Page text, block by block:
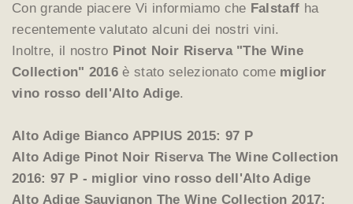
Con grande piacere Vi informiamo che Falstaff ha
recentemente valutato alcuni dei nostri vini.
Inoltre, il nostro Pinot Noir Riserva "The Wine
Collection" 2016 è stato selezionato come miglior
vino rosso dell'Alto Adige.
Alto Adige Bianco APPIUS 2015: 97 P
Alto Adige Pinot Noir Riserva The Wine Collection
2016: 97 P - miglior vino rosso dell'Alto Adige
Alto Adige Sauvignon The Wine Collection 2017: